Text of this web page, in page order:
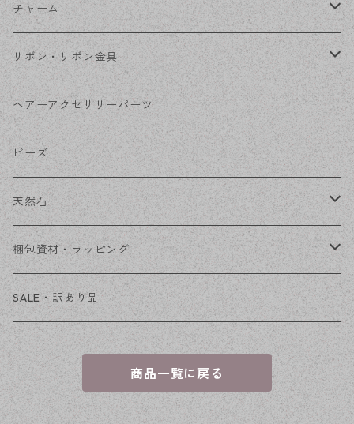
フレーム
コネクター
その他
丸カン
ピン類
花座・ビーズキャップ
チェーン
その他
チャーム
金属
アクリル・プラ
ファーボール
リボン・リボン金具
リボン
リボン金具
ヘアーアクセサリーパーツ
ビーズ
天然石
穴あき
穴なし
梱包資材・ラッピング
発送ボックス
アクセサリー台紙
OPP袋
SALE・訳あり品
商品一覧に戻る